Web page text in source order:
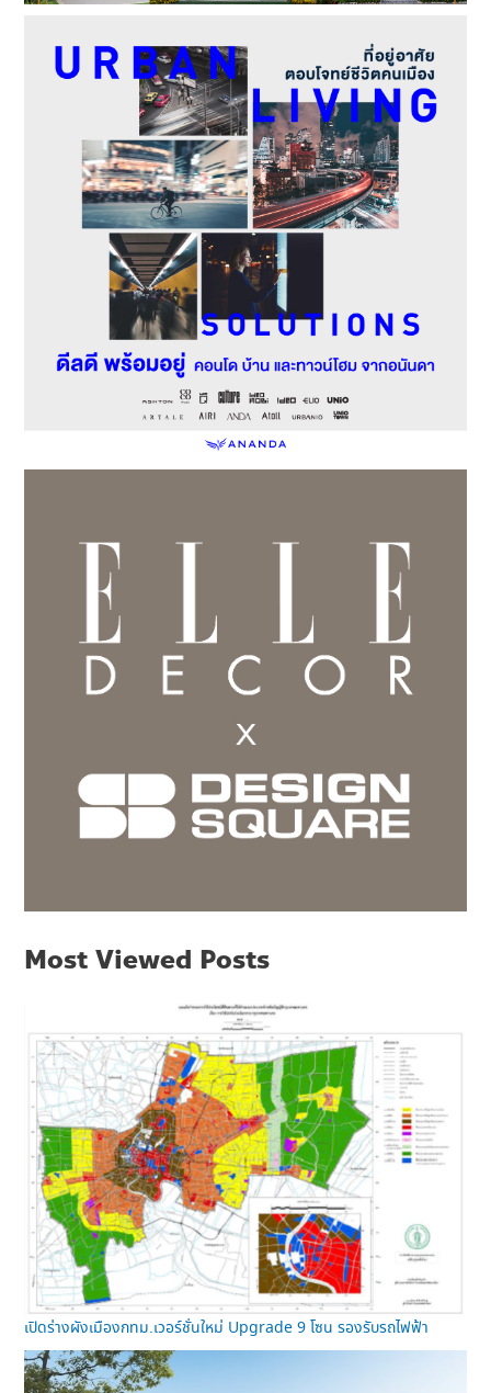
Most Viewed Posts
เปิดร่างผังเมืองกทม.เวอร์ชั่นใหม่ Upgrade 9 โซน รองรับรถไฟฟ้า